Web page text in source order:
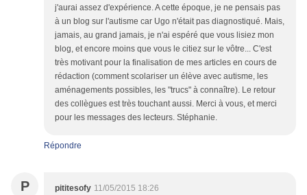
j'aurai assez d'expérience. A cette époque, je ne pensais pas
à un blog sur l'autisme car Ugo n'était pas diagnostiqué. Mais,
jamais, au grand jamais, je n'ai espéré que vous lisiez mon
blog, et encore moins que vous le citiez sur le vôtre... C'est
très motivant pour la finalisation de mes articles en cours de
rédaction (comment scolariser un élève avec autisme, les
aménagements possibles, les "trucs" à connaître). Le retour
des collègues est très touchant aussi. Merci à vous, et merci
pour les messages des lecteurs. Stéphanie.
Répondre
P pititesofy 11/05/2015 18:26